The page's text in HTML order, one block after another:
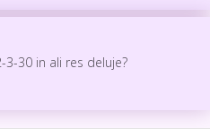
3-30 in ali res deluje?